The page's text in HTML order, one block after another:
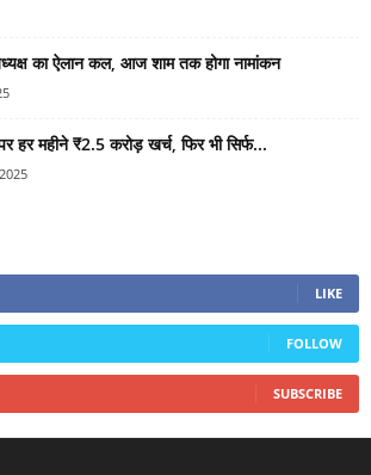
का ऐलान कल, आज शाम तक होगा नामांकन
हर महीने ₹2.5 करोड़ खर्च, फिर भी सिर्फ...
LIKE
FOLLOW
SUBSCRIBE